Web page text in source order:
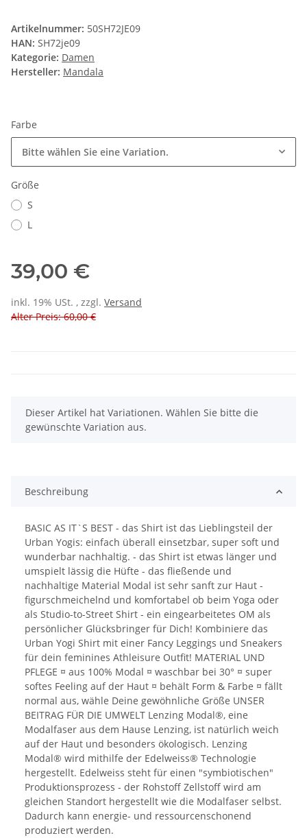
Artikelnummer: 50SH72JE09
HAN: SH72je09
Kategorie: Damen
Hersteller: Mandala
Farbe
Bitte wählen Sie eine Variation.
Größe
S
L
39,00 €
inkl. 19% USt. , zzgl. Versand
Alter Preis: 60,00 €
x
Dieser Artikel hat Variationen. Wählen Sie bitte die
gewünschte Variation aus.
Beschreibung
BASIC AS IT`S BEST - das Shirt ist das Lieblingsteil der
Urban Yogis: einfach überall einsetzbar, super soft und
wunderbar nachhaltig. - das Shirt ist etwas länger und
umspielt lässig die Hüfte - das fließende und
nachhaltige Material Modal ist sehr sanft zur Haut -
figurschmeichelnd und komfortabel ob beim Yoga oder
als Studio-to-Street Shirt - ein eingearbeitetes OM als
persönlicher Glücksbringer für Dich! Kombiniere das
Urban Yogi Shirt mit einer Fancy Leggings und Sneakers
für dein feminines Athleisure Outfit! MATERIAL UND
PFLEGE ¤ aus 100% Modal ¤ waschbar bei 30° ¤ super
softes Feeling auf der Haut ¤ behält Form & Farbe ¤ fällt
normal aus, wähle Deine gewöhnliche Größe UNSER
BEITRAG FÜR DIE UMWELT Lenzing Modal®, eine
Modalfaser aus dem Hause Lenzing, ist natürlich weich
auf der Haut und besonders ökologisch. Lenzing
Modal® wird mithilfe der Edelweiss® Technologie
hergestellt. Edelweiss steht für einen "symbiotischen"
Produktionsprozess - der Rohstoff Zellstoff wird am
gleichen Standort hergestellt wie die Modalfaser selbst.
Dadurch kann energie- und ressourcenschonend
produziert werden.